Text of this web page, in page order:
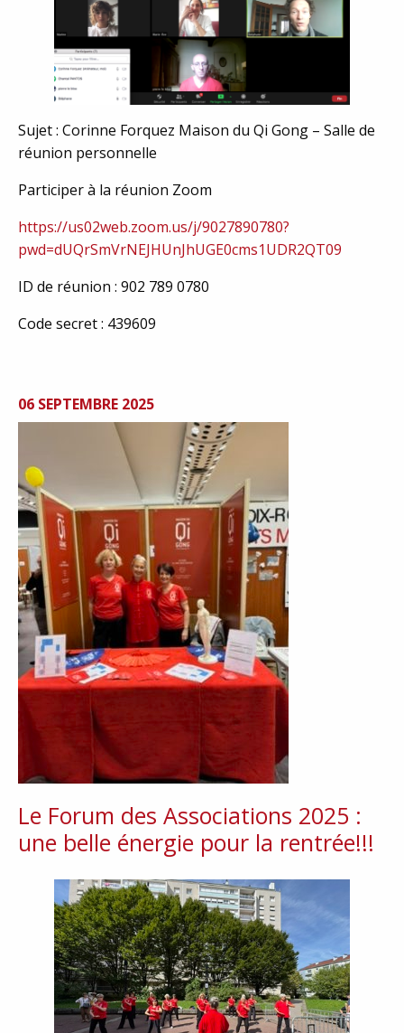
Sujet : Corinne Forquez Maison du Qi Gong – Salle de
réunion personnelle
Participer à la réunion Zoom
https://us02web.zoom.us/j/9027890780?
pwd=dUQrSmVrNEJHUnJhUGE0cms1UDR2QT09
ID de réunion : 902 789 0780
Code secret : 439609
06 SEPTEMBRE 2025
Le Forum des Associations 2025 :
une belle énergie pour la rentrée!!!